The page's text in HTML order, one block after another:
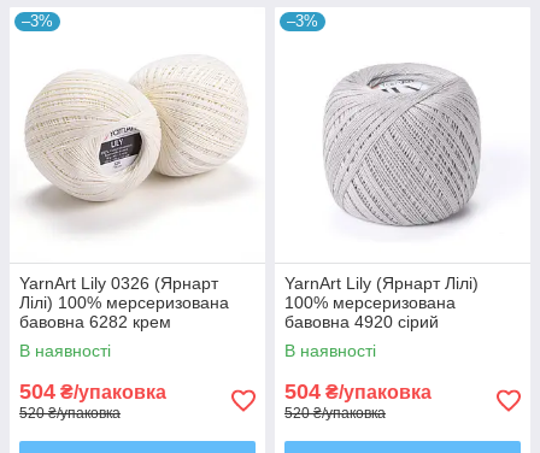
–3%
YarnArt Lily 0326 (Ярнарт
Лілі) 100% мерсеризована
бавовна 6282 крем
В наявності
504 ₴/упаковка
520 ₴/упаковка
–3%
YarnArt Lily (Ярнарт Лілі)
100% мерсеризована
бавовна 4920 сірий
В наявності
504 ₴/упаковка
520 ₴/упаковка